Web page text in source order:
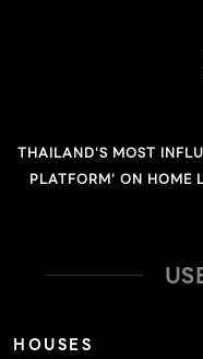
ความสัมพันธ์ระหว่างบ้
ของคนในครอบครัวที่
ตามแนวความคิดในกา
ออกแบบโดยคำนึงถึง
กันของพื้นที่ภายในและ
เหมือนทลายเส้นแบ่งข
เวลา” หลังจากทำกา
[…]
เปลี่ยนใหม่ให้เข้ากับส
ด้านวิชาชีพ การเกิดส
หลาย ๆ ท่าน เข้ามาเป็
กล่าวให้ฟังว่า คุณชนะ :
สถาปนิกคนหนึ่ง ช่วง
ใต้ ภาคเหนือ ภาคอีสา
THAILAND'S MOST
PLATFORM' ON HOME
HOUSES